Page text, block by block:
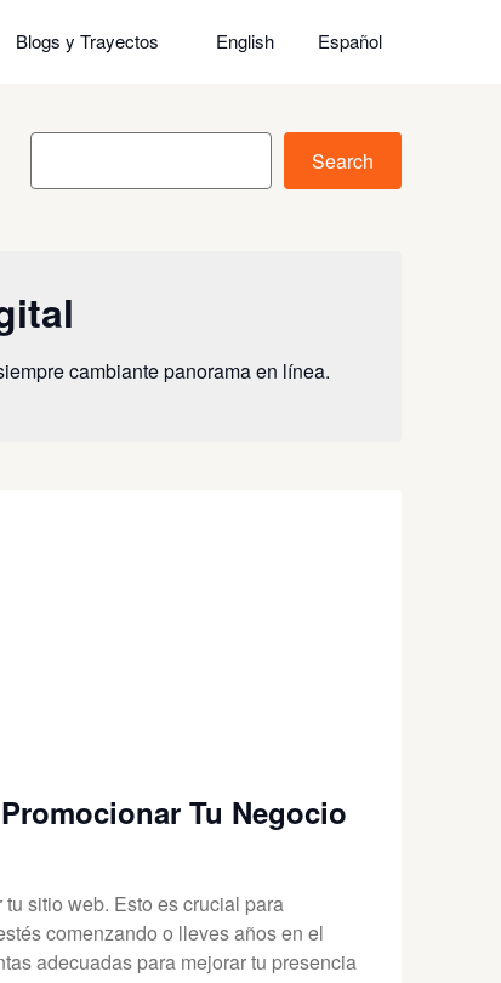
Blogs y Trayectos English Español
Buscar
Search
cambiante panorama en línea.
Tu Negocio
sitio web. Esto es crucial para
comenzando o lleves años en el
adecuadas para mejorar tu presencia